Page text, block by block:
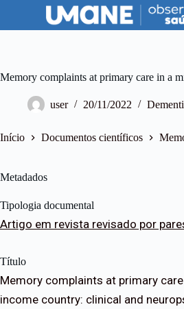
p
c
t
d
o
Memory complaints at primary care in a
user 20/11/2022
Início Documentos científicos
Metadados
Tipologia documental
Artigo em revista revisado por
Título
Memory complaints at primary
income country: clinical and